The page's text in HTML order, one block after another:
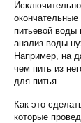
питьевой воды
анализ воды
Например, на
чем пить из
для питья.
Как это
которые